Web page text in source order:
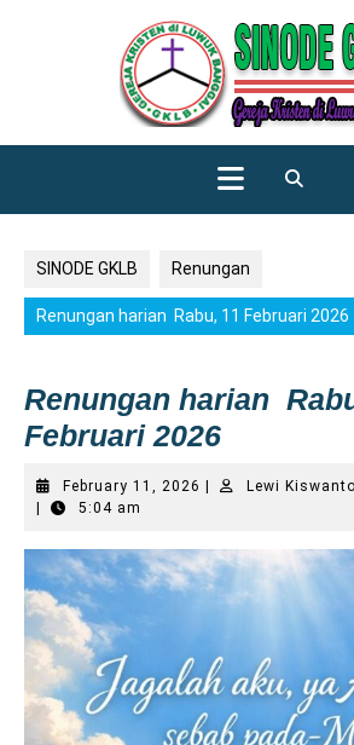
Open
SINODE GKLB Renungan
Renungan harian Rabu, 11 Februari 2026
Renungan harian
Februari 2026
February 11, 2026 FebruaryLewi Kiswanto
5:04 am